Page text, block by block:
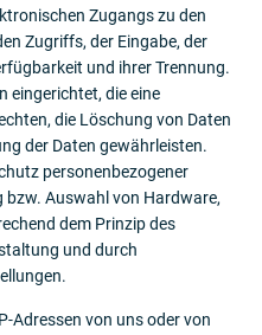
Zugangs zu den
Zugriffs, der Eingabe, der
und ihrer Trennung.
eingerichtet, die eine
die Löschung von Daten
der Daten gewährleisten.
personenbezogener
bzw. Auswahl von Hardware,
dem Prinzip des
und durch
Adressen von uns oder von